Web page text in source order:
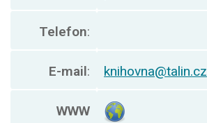
Telefon:
E-mail: knihovna@talin.cz
WWW